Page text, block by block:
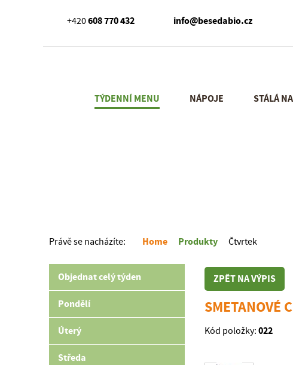
+420608 770 432 info@besedabio.cz
TÝDENNÍ MENU NÁPOJE STÁLÁ
Právě se nacházíte: Home Produkty Čtvrtek
Objednat celý týden
Pondělí
Úterý
Středa
ZPĚT NA VÝPIS
SMETANOVÉ
Kód položky: 022